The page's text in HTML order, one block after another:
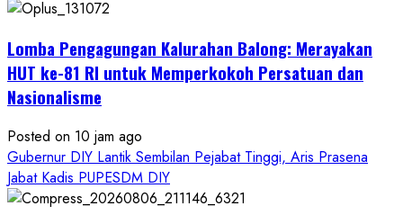
Lomba Pengagungan Kalurahan Balong: Merayakan
HUT ke-81 RI untuk Memperkokoh Persatuan dan
Nasionalisme
Posted on 10 jam ago
Gubernur DIY Lantik Sembilan Pejabat Tinggi, Aris Prasena
Jabat Kadis PUPESDM DIY